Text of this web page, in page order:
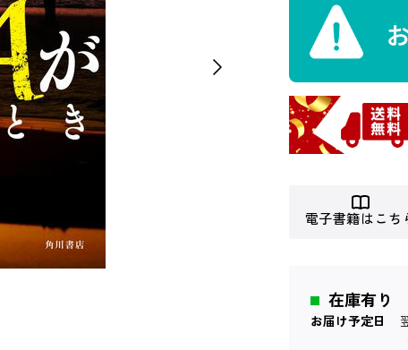
電子書籍はこち
在庫有り
お届け予定日